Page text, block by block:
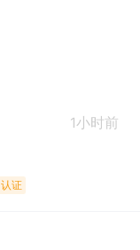
1小时前
认证